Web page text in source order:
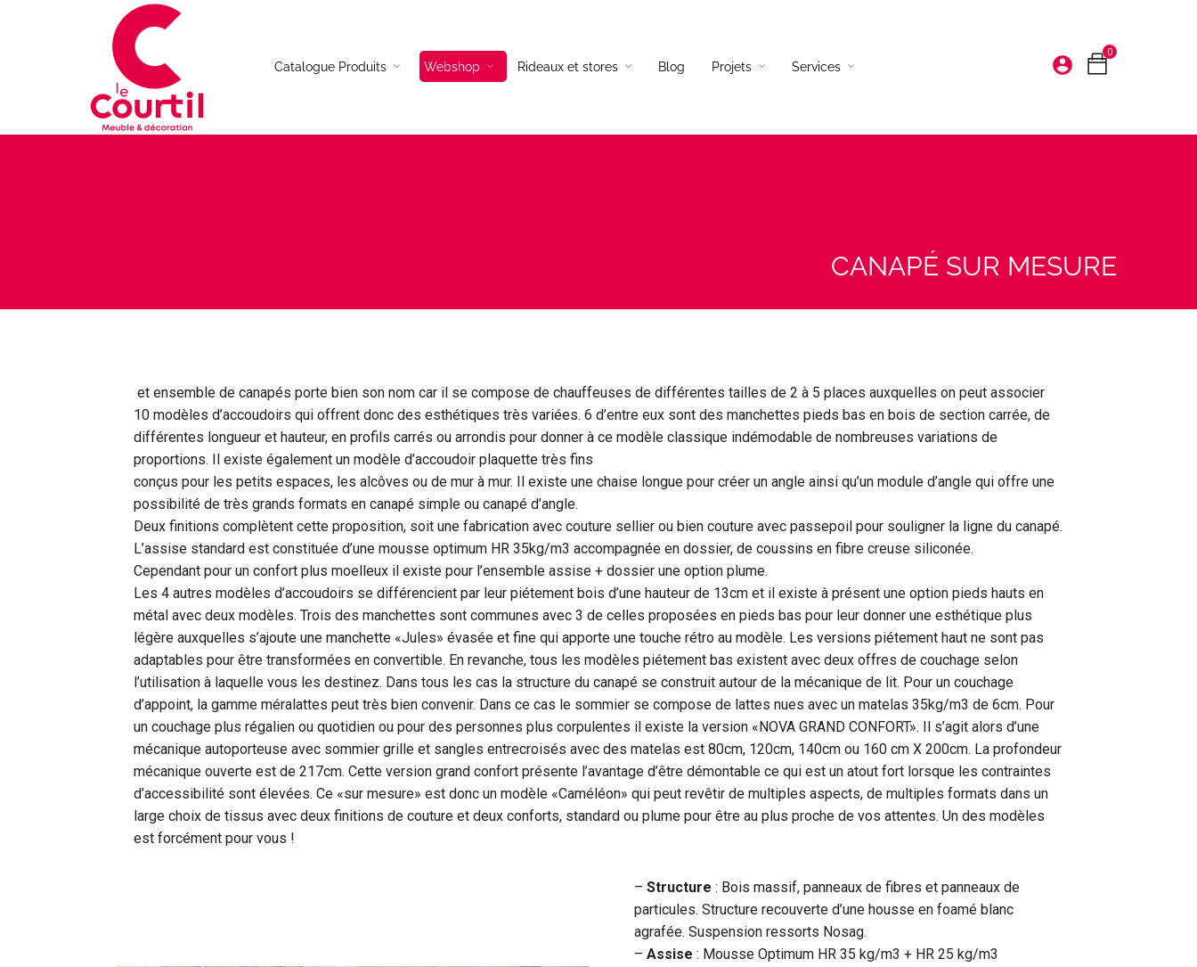
Catalogue Produits
Table de repas Canapés tissus Lampadaires
Tapis
Webshop Rideaux et stores Blog Projets Services account_circle
0
CANAPÉ SUR MESURE
et ensemble de canapés porte bien son nom car il se compose de chauffeuses de différentes tailles de 2 à 5 places auxquelles on peut associer
10 modèles d’accoudoirs qui offrent donc des esthétiques très variées. 6 d’entre eux sont des manchettes pieds bas en bois de section carrée, de
différentes longueur et hauteur, en profils carrés ou arrondis pour donner à ce modèle classique indémodable de nombreuses variations de
proportions. Il existe également un modèle d’accoudoir plaquette très fins
conçus pour les petits espaces, les alcôves ou de mur à mur. Il existe une chaise longue pour créer un angle ainsi qu’un module d’angle qui offre une
possibilité de très grands formats en canapé simple ou canapé d’angle.
Deux finitions complètent cette proposition, soit une fabrication avec couture sellier ou bien couture avec passepoil pour souligner la ligne du canapé.
L’assise standard est constituée d’une mousse optimum HR 35kg/m3 accompagnée en dossier, de coussins en fibre creuse siliconée.
Cependant pour un confort plus moelleux il existe pour l’ensemble assise + dossier une option plume.
Les 4 autres modèles d’accoudoirs se différencient par leur piétement bois d’une hauteur de 13cm et il existe à présent une option pieds hauts en
métal avec deux modèles. Trois des manchettes sont communes avec 3 de celles proposées en pieds bas pour leur donner une esthétique plus
légère auxquelles s’ajoute une manchette «Jules» évasée et fine qui apporte une touche rétro au modèle. Les versions piétement haut ne sont pas
adaptables pour être transformées en convertible. En revanche, tous les modèles piétement bas existent avec deux offres de couchage selon
l’utilisation à laquelle vous les destinez. Dans tous les cas la structure du canapé se construit autour de la mécanique de lit. Pour un couchage
d’appoint, la gamme méralattes peut très bien convenir. Dans ce cas le sommier se compose de lattes nues avec un matelas 35kg/m3 de 6cm. Pour
un couchage plus régalien ou quotidien ou pour des personnes plus corpulentes il existe la version «NOVA GRAND CONFORT». Il s’agit alors d’une
mécanique autoporteuse avec sommier grille et sangles entrecroisés avec des matelas est 80cm, 120cm, 140cm ou 160 cm X 200cm. La profondeur
mécanique ouverte est de 217cm. Cette version grand confort présente l’avantage d’être démontable ce qui est un atout fort lorsque les contraintes
d’accessibilité sont élevées. Ce «sur mesure» est donc un modèle «Caméléon» qui peut revêtir de multiples aspects, de multiples formats dans un
large choix de tissus avec deux finitions de couture et deux conforts, standard ou plume pour être au plus proche de vos attentes. Un des modèles
est forcément pour vous !
– Structure : Bois massif, panneaux de fibres et panneaux de
particules. Structure recouverte d’une housse en foamé blanc
agrafée. Suspension ressorts Nosag.
– Assise : Mousse Optimum HR 35 kg/m3 + HR 25 kg/m3